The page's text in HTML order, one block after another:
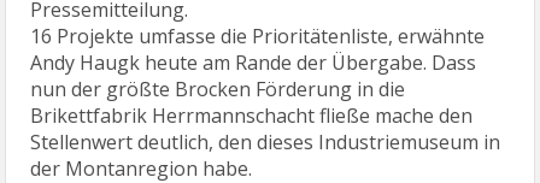
Pressemitteilung.
16 Projekte umfasse die Prioritätenliste, erwähnte
Andy Haugk heute am Rande der Übergabe. Dass
nun der größte Brocken Förderung in die
Brikettfabrik Herrmannschacht fließe mache den
Stellenwert deutlich, den dieses Industriemuseum in
der Montanregion habe.